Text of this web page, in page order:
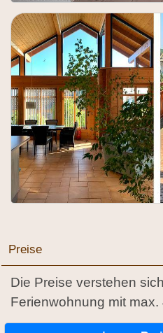
Preise
Die Preise verstehen
Ferienwohnung mit max.